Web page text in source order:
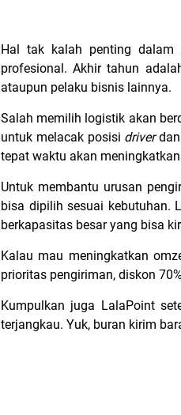
Hal tak kalah penting
profesional. Akhir tahun
ataupun pelaku bisnis lainnya.
Salah memilih logistik akan
untuk melacak posisi driver
tepat waktu akan
Untuk membantu urusan
bisa dipilih sesuai kebutuhan.
berkapasitas besar yang bisa
Kalau mau meningkatkan
prioritas pengiriman, diskon
Kumpulkan juga LalaPoint
terjangkau. Yuk, buran kirim